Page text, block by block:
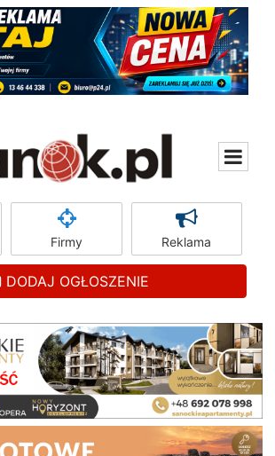
Firmy Reklama
DODAJ OGŁOSZENIE